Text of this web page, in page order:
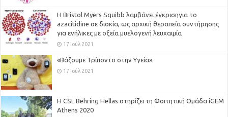
Η Bristol Myers Squibb λαμβάνει έγκρισηγια το
azacitidine σε δισκία, ως αρχική θεραπεία συντήρησης
για ενήλικες με οξεία μυελογενή λευχαιμία
17 Ιούλ 2021
«Βάζουμε Τρίποντο στην Υγεία»
17 Ιούλ 2021
H CSL Behring Hellas στηρίζει τη Φοιτητική Ομάδα iGEM
Athens 2020